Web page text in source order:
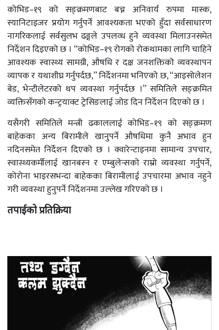
कोभिड–१९ को सङ्क्रमणबाट बच्न अनिवार्य रुपमा मास्क,
स्यानिटाइजर प्रयोग गर्नुपर्ने आवश्यकता भएको हुँदा सर्वसाधारण
नागरिकलाई सर्वसुलभ ढङ्गले उपलव्ध हुने व्यवस्था मिलाउनसमेत
निर्देशन दिइएको छ । “कोभिड–१९ रोगको रोकथामका लागि चाहिने
आवश्यक स्वास्थ्य सामग्री, औषधि र दक्ष जनशक्तिको व्यवस्थापन
व्यापक र यथाशीघ्र गर्नुपर्दछ,” निर्देशनमा भनिएको छ, “आइसोलेशन
बेड, भेन्टीलेटरको थप व्यवस्था गर्नुपर्दछ ।” समितिले सङ्क्रमित
व्यक्तिसँगको कन्ट्रयाक्ट ट्रेसिङलाई जोड दिन निर्देशन दिएको छ ।
यसैगरी समितिले मन्त्री ढकाललाई कोभिड–१९ को सङ्क्रमण
बाहेकका अन्य बिरामीले खानुपर्ने औषधिमा कुनै अभाव हुन
नदिनसमेत निर्देशन दिएको छ । क्वारेन्टाइनमा सामान्य उपचार,
स्वास्थ्यकर्मीलाई खानबस्न र एम्बुलेन्सको राम्रो व्यवस्था गर्नुपर्ने,
कोरोना भाइरसभन्दा बाहेकका बिरामीलाई उपचारमा अभाव नहुने
गरी व्यवस्था हुनुपर्ने निर्देशनमा उल्लेख गरिएको छ ।
तपाईको प्रतिक्रिया